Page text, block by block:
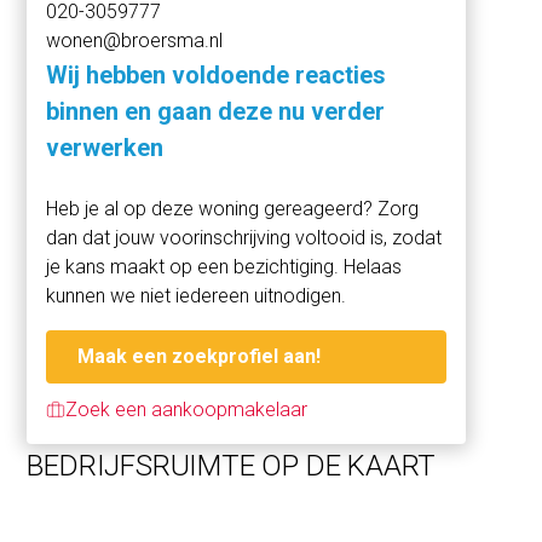
Deze verkoop omvat 1 appartementsindex, gelegen op
eigen grond en onderdeel uitmakend van een actieve
VvE.
Kortom, een functionele bedrijfsruimte op een
aantrekkelijke locatie in Amsterdam Centrum-West, met
gebruik.
Gebouw
Het gebouw uit 1896 weerspiegelt het Amsterdam waarin
wonen, ambacht en handel nauw met elkaar verweven
waren. Lijnbaansgracht 160 H is een karakteristiek
grachtenpand met een smalle, verticaal geaccentueerde
bakstenen gevel en een rijke historische uitstraling. Het
telt vijf bouwlagen onder een hoge klokvormige topgevel,
met symmetrisch geplaatste ramen en subtiele
020-3059777
wonen@broersma.nl
Wij hebben voldoende reacties
binnen en gaan deze nu verder
verwerken
Heb je al op deze woning gereageerd? Zorg
dan dat jouw voorinschrijving voltooid is, zodat
je kans maakt op een bezichtiging. Helaas
kunnen we niet iedereen uitnodigen.
Maak een zoekprofiel aan!
Zoek een aankoopmakelaar
BEDRIJFSRUIMTE OP DE KAART